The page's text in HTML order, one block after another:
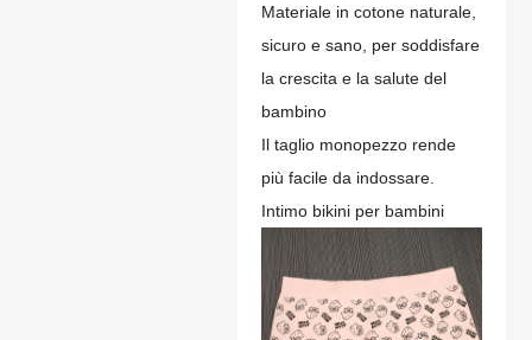
Materiale in cotone naturale,
sicuro e sano, per soddisfare
la crescita e la salute del
bambino
Il taglio monopezzo rende
più facile da indossare.
Intimo bikini per bambini